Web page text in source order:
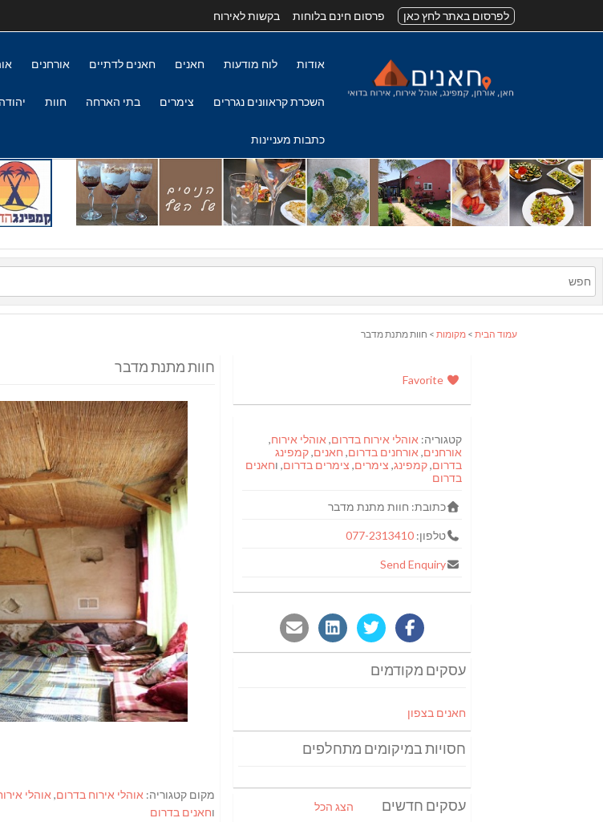
לפרסום באתר לחץ כאן פרסום חינם בלוחות בקשות לאירוח
אודות לוח מודעות חאנים חאנים לדתיים אורחנים
השכרת קראוונים נגררים צימרים בתי הארחה חוות
כתבות מעניינות
עמוד הבית > מקומות > חוות מתנת מדבר
חוות מתנת מדבר
מקום קטגוריה: אוהלי אירוח בדרום, אוהלי
וחאנים בדרום
Favorite
קטגוריה: אוהלי אירוח בדרום, אוהלי אירוח,
אורחנים, אורחנים בדרום, חאנים,קמפינג
בדרום,קמפינג, צימרים, צימרים בדרום, וחאנים
בדרום
כתובת: חוות מתנת מדבר
טלפון:077-2313410
Send Enquiry
עסקים מקודמים
חאנים בצפון
חסויות במיקומים מתחלפים
עסקים חדשים הצג הכל